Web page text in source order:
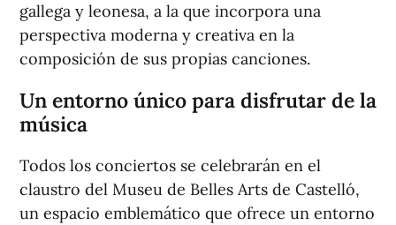
gallega y leonesa, a la que incorpora una
perspectiva moderna y creativa en la
composición de sus propias canciones.
Un entorno único para disfrutar de la
música
Todos los conciertos se celebrarán en el
claustro del Museu de Belles Arts de Castelló,
un espacio emblemático que ofrece un entorno